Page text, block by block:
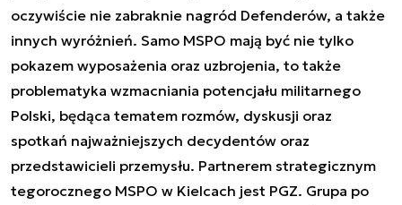
oczywiście nie zabraknie nagród Defenderów, a także
innych wyróżnień. Samo MSPO mają być nie tylko
pokazem wyposażenia oraz uzbrojenia, to także
problematyka wzmacniania potencjału militarnego
Polski, będąca tematem rozmów, dyskusji oraz
spotkań najważniejszych decydentów oraz
przedstawicieli przemysłu. Partnerem strategicznym
tegorocznego MSPO w Kielcach jest PGZ. Grupa po